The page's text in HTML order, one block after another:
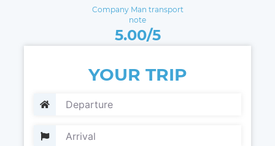
Company Man transport
note
5.00/5
YOUR TRIP